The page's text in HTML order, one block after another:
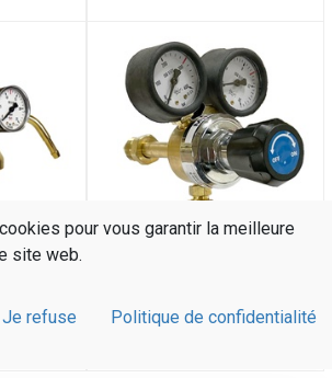
Très
Bouteille, connexion arrière
pour vous garantir la meilleure
site web.
Je refuse Politique de confidentialité